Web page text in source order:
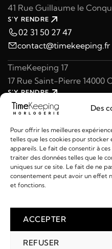
Des
Pour offrir les meilleures
telles que les cookies pour
appareils. Le fait de consentir à
traiter des données telles que le
uniques sur ce site. Le fait de ne
consentement peut avoir un effet
et fonctions.
ACCEPTER
REFUSER
41 Rue Guillaume le
S'Y RENDRE
02 31 50 27 47
contact@timekeeping.fr
TimeKeeping 17
17 Rue Saint-Pierre 14000
S'Y RENDRE
02 31 47 49 97
contact@timekeeping.fr
Liens utiles
2026 © TIMEKEEPING - Réalisé